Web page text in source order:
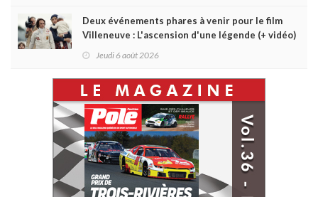
Deux événements phares à venir pour le film
Villeneuve : L'ascension d'une légende (+ vidéo)
Jeudi 6 août 2026